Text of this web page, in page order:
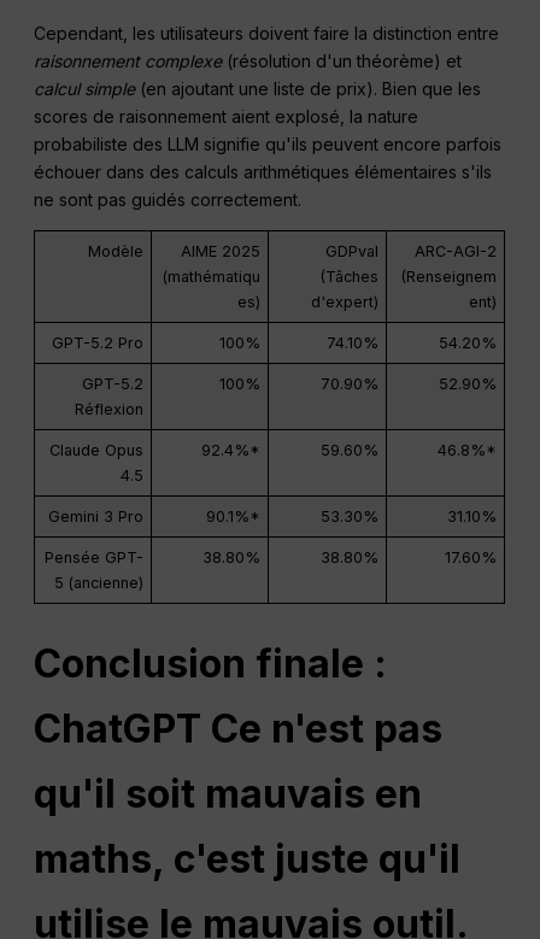
Cependant, les utilisateurs doivent faire la distinction entre
raisonnement complexe(résolution d'un théorème) et
calcul simple(en ajoutant une liste de prix). Bien que les
scores de raisonnement aient explosé, la nature
probabiliste des LLM signifie qu'ils peuvent encore parfois
échouer dans des calculs arithmétiques élémentaires s'ils
ne sont pas guidés correctement.
Modèle
AIME 2025
(mathématiqu
es)
GDPval
(Tâches
d'expert)
ARC-AGI-2
(Renseignem
ent)
GPT-5.2 Pro 100% 74.10% 54.20%
GPT-5.2
Réflexion
100% 70.90% 52.90%
Claude Opus
4.5
92.4%* 59.60% 46.8%*
Gemini 3 Pro 90.1%* 53.30% 31.10%
Pensée GPT-
5 (ancienne)
38.80% 38.80% 17.60%
Conclusion finale :
ChatGPT Ce n'est pas
qu'il soit mauvais en
maths, c'est juste qu'il
utilise le mauvais outil.